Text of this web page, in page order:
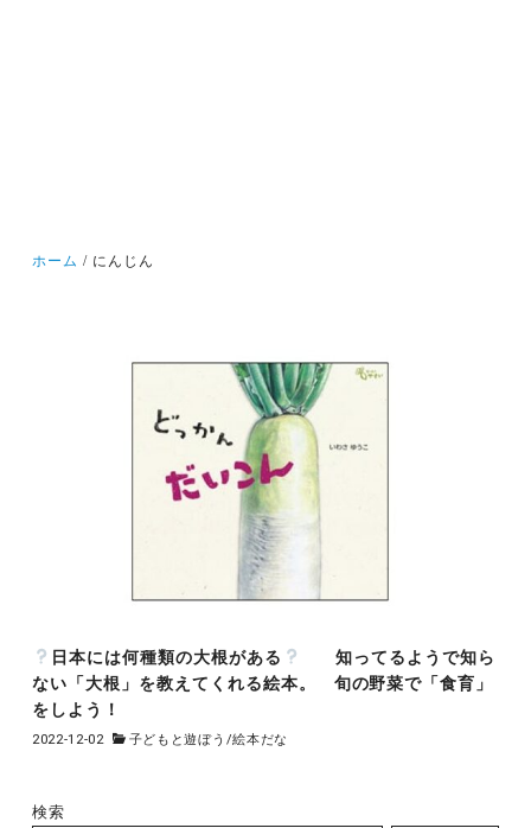
ホーム にんじん
日本には何種類の大根がある
知ってるようで知ら
ない「大根」を教えてくれる絵本。 旬の野菜で「食育」
をしよう！
2022-12-02 子どもと遊ぼう /絵本だな
検索